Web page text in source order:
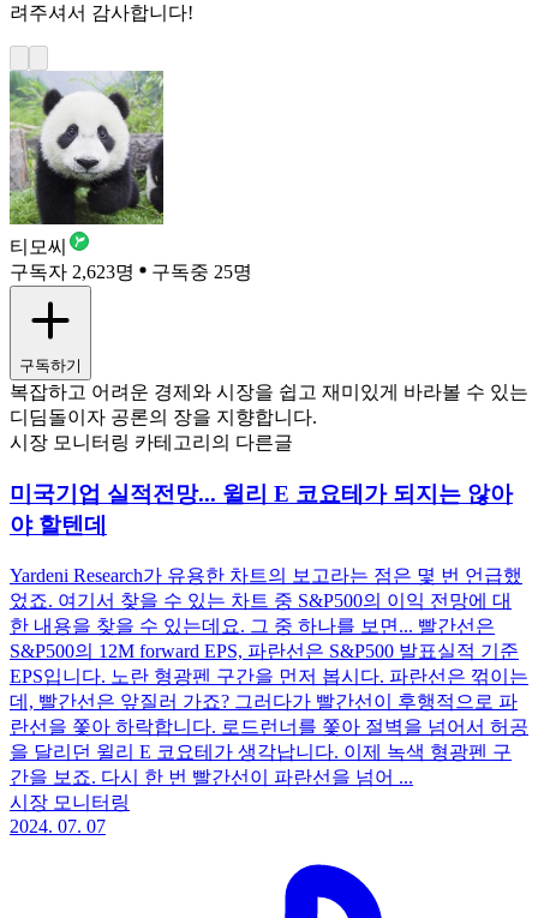
려주셔서 감사합니다!
티모씨
구독자 2,623명
구독중 25명
구독하기
복잡하고 어려운 경제와 시장을 쉽고 재미있게 바라볼 수 있는
디딤돌이자 공론의 장을 지향합니다.
시장 모니터링 카테고리의 다른글
미국기업 실적전망... 윌리 E 코요테가 되지는 않아
야 할텐데
Yardeni Research가 유용한 차트의 보고라는 점은 몇 번 언급했
었죠. 여기서 찾을 수 있는 차트 중 S&P500의 이익 전망에 대
한 내용을 찾을 수 있는데요. 그 중 하나를 보면... 빨간선은
S&P500의 12M forward EPS, 파란선은 S&P500 발표실적 기준
EPS입니다. 노란 형광펜 구간을 먼저 봅시다. 파란선은 꺾이는
데, 빨간선은 앞질러 가죠? 그러다가 빨간선이 후행적으로 파
란선을 쫓아 하락합니다. 로드런너를 쫓아 절벽을 넘어서 허공
을 달리던 윌리 E 코요테가 생각납니다. 이제 녹색 형광펜 구
간을 보죠. 다시 한 번 빨간선이 파란선을 넘어 ...
시장 모니터링
2024. 07. 07